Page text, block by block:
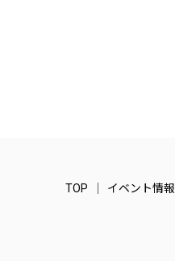
TOP イベント情報